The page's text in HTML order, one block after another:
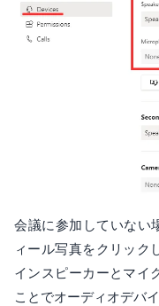
会議に参加していない
ィール写真をクリック
インスピーカーとマイ
ことでオーディオデバ